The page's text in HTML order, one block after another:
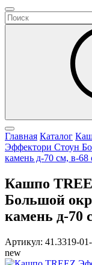
Главная Каталог
Эффектори Стоун
камень д-70 см, в-68
Кашпо
Большой
камень д-70
Артикул: 41.3319-
new